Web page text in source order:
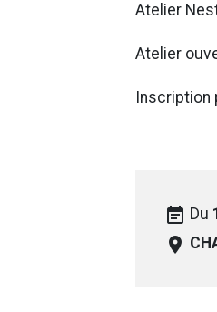
Atelier
Atelier
Inscription
event_note Du
room